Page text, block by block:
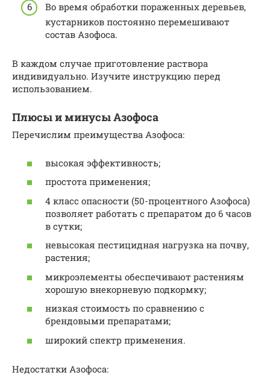
Во время обработки пораженных деревьев,
кустарников постоянно перемешивают
состав Азофоса.
В каждом случае приготовление раствора
индивидуально. Изучите инструкцию перед
использованием.
Плюсы и минусы Азофоса
Перечислим преимущества Азофоса:
высокая эффективность;
простота применения;
4 класс опасности (50-процентного Азофоса)
позволяет работать с препаратом до 6 часов
в сутки;
невысокая пестицидная нагрузка на почву,
растения;
микроэлементы обеспечивают растениям
хорошую внекорневую подкормку;
низкая стоимость по сравнению с
брендовыми препаратами;
широкий спектр применения.
Недостатки Азофоса: